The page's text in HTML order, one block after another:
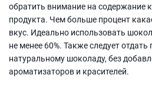
обратить внимание на содержание
продукта. Чем больше процент
вкус. Идеально использовать
не менее 60%. Также следует отдать
натуральному шоколаду, без
ароматизаторов и красителей.